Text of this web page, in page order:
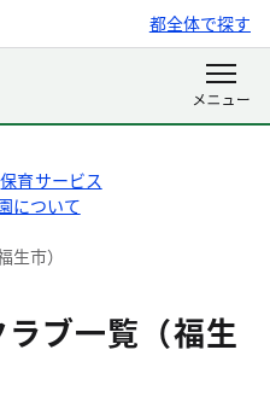
都全体で探す
保育サービス
について
市）
ブ一覧（福生